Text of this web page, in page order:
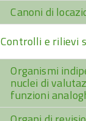
Canoni di
Controlli e rilievi
Organismi
nuclei di
funzioni